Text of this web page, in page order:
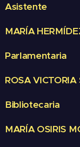
Asistente
MARÍA
Parlamentaria
ROSA VICTORIA
Bibliotecaria
MARÍA OSIRIS